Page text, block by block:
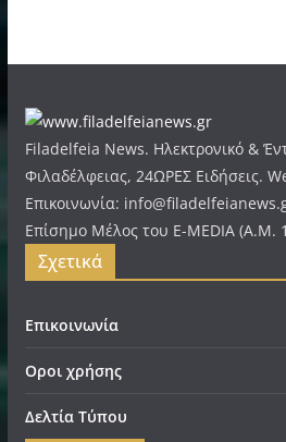
Filadelfeia News. Ηλεκτρονικό &
Φιλαδέλφειας, 24ΩΡΕΣ Ειδήσεις.
Επικοινωνία:
Επίσημο Μέλος του E-MEDIA (A.M.
Σχετικά
Επικοινωνία
Οροι χρήσης
Δελτία Τύπου